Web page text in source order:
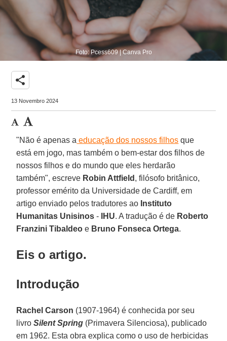
Foto: Pcess609 | Canva Pro
share
13 Novembro 2024
"Não é apenas a educação dos nossos filhos que
está em jogo, mas também o bem-estar dos filhos de
nossos filhos e do mundo que eles herdarão
também", escreve Robin Attfield , filósofo britânico,
professor emérito da Universidade de Cardiff, em
artigo enviado pelos tradutores ao Instituto
Humanitas Unisinos - IHU. A tradução é de Roberto
Franzini Tibaldeo e Bruno Fonseca Ortega.
Eis o artigo.
Introdução
Rachel Carson (1907-1964) é conhecida por seu
livroSilent Spring (Primavera Silenciosa), publicado
em 1962. Esta obra explica como o uso de herbicidas